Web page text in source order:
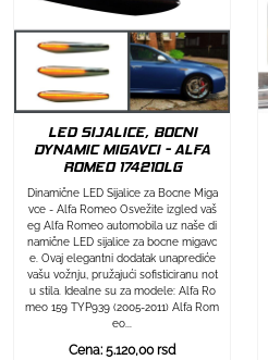
LED SIJALICE, BOCNI
DYNAMIC MIGAVCI - ALFA
ROMEO 174210LG
Dinamične LED Sijalice za Bocne Miga
vce - Alfa Romeo Osvežite izgled vaš
eg Alfa Romeo automobila uz naše di
namične LED sijalice za bocne migavc
e. Ovaj elegantni dodatak unaprediće
vašu vožnju, pružajući sofisticiranu not
u stila. Idealne su za modele: Alfa Ro
meo 159 TYP939 (2005-2011) Alfa Rom
eo...
Cena: 5.120,00 rsd